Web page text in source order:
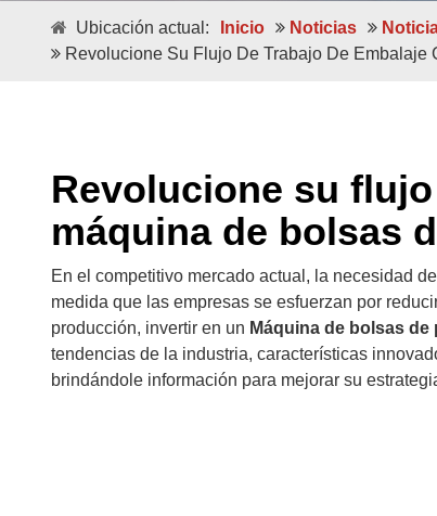
Fondo Cuadrado
Ubicación actual: Inicio Noticias
Revolucione Su Flujo De Trabajo De
Revolucione su
máquina de bolsas
En el competitivo mercado actual, la necesidad
medida que las empresas se esfuerzan por
producción, invertir en un Máquina de bolsas de
tendencias de la industria, características
brindándole información para mejorar su